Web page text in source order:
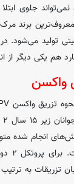
جلوی
هم یکی دیگر
واکسن
به ترتیب باید ۲ و ۶